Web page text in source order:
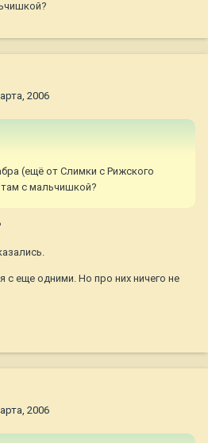
2006
(ещё от Слимки с Рижского
с мальчишкой?
с еще одними. Но про них ничего не
2006